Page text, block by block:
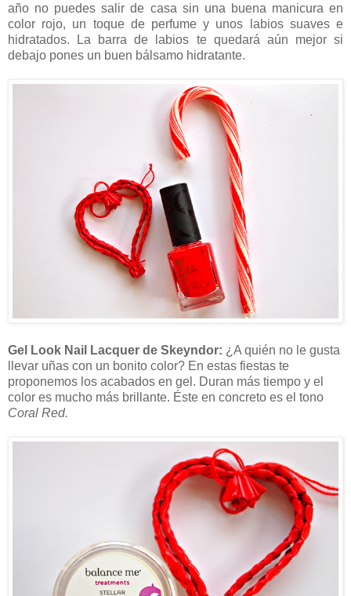
año no puedes salir de casa sin una buena manicura en
color rojo, un toque de perfume y unos labios suaves e
hidratados. La barra de labios te quedará aún mejor si
debajo pones un buen bálsamo hidratante.
Gel Look Nail Lacquer de Skeyndor: ¿A quién no le gusta
llevar uñas con un bonito color? En estas fiestas te
proponemos los acabados en gel. Duran más tiempo y el
color es mucho más brillante. Éste en concreto es el tono
Coral Red.